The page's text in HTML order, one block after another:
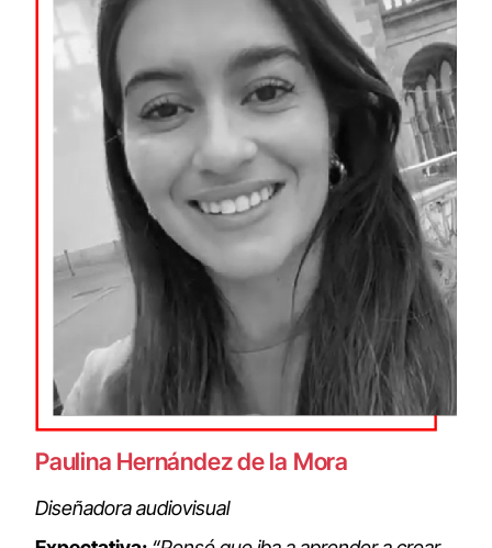
Paulina Hernández de la Mora
Diseñadora audiovisual